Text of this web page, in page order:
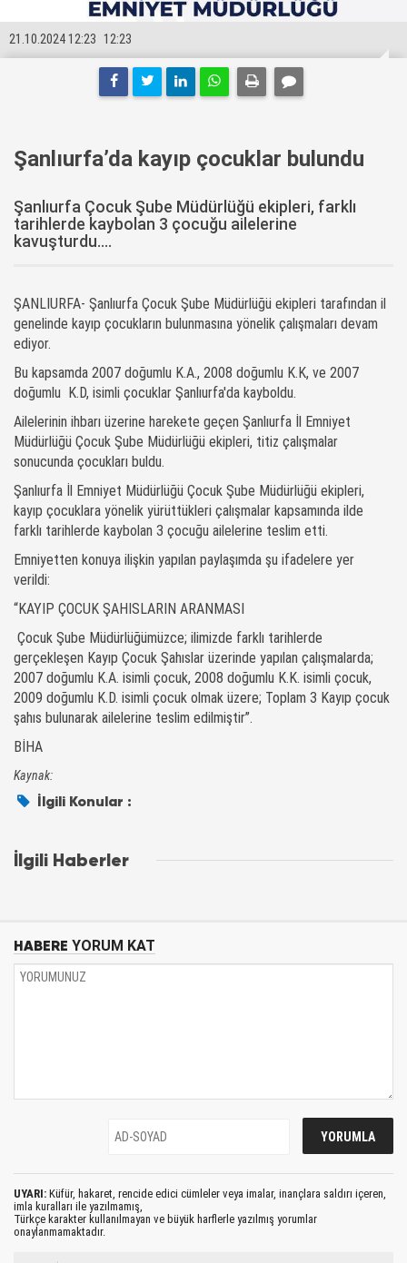
12:23
21.10.2024 12:23
Şanlıurfa’da kayıp çocuklar bulundu
Şanlıurfa Çocuk Şube Müdürlüğü ekipleri, farklı
tarihlerde kaybolan 3 çocuğu ailelerine
kavuşturdu....
ŞANLIURFA- Şanlıurfa Çocuk Şube Müdürlüğü ekipleri tarafından il
genelinde kayıp çocukların bulunmasına yönelik çalışmaları devam
ediyor.
Bu kapsamda 2007 doğumlu K.A., 2008 doğumlu K.K, ve 2007
doğumlu K.D, isimli çocuklar Şanlıurfa'da kayboldu.
Ailelerinin ihbarı üzerine harekete geçen Şanlıurfa İl Emniyet
Müdürlüğü Çocuk Şube Müdürlüğü ekipleri, titiz çalışmalar
sonucunda çocukları buldu.
Şanlıurfa İl Emniyet Müdürlüğü Çocuk Şube Müdürlüğü ekipleri,
kayıp çocuklara yönelik yürüttükleri çalışmalar kapsamında ilde
farklı tarihlerde kaybolan 3 çocuğu ailelerine teslim etti.
Emniyetten konuya ilişkin yapılan paylaşımda şu ifadelere yer
verildi:
“KAYIP ÇOCUK ŞAHISLARIN ARANMASI
Çocuk Şube Müdürlüğümüzce; ilimizde farklı tarihlerde
gerçekleşen Kayıp Çocuk Şahıslar üzerinde yapılan çalışmalarda;
2007 doğumlu K.A. isimli çocuk, 2008 doğumlu K.K. isimli çocuk,
2009 doğumlu K.D. isimli çocuk olmak üzere; Toplam 3️ Kayıp çocuk
şahıs bulunarak ailelerine teslim edilmiştir”.
BİHA
Kaynak:
İlgili Konular :
İlgili Haberler
HABERE YORUM KAT
UYARI: Küfür, hakaret, rencide edici cümleler veya imalar, inançlara saldırı içeren,
imla kuralları ile yazılmamış,
Türkçe karakter kullanılmayan ve büyük harflerle yazılmış yorumlar
onaylanmamaktadır.